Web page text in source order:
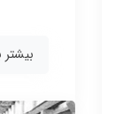
بیشتر